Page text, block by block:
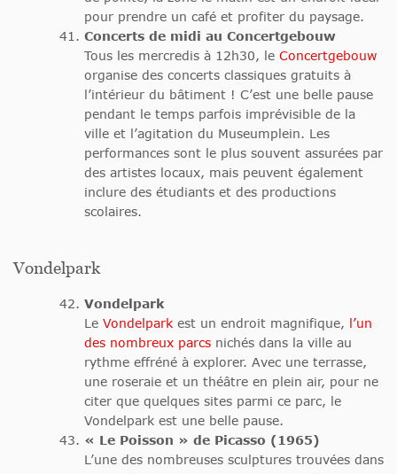
pour prendre un café et profiter du paysage.
Concerts de midi au Concertgebouw
Tous les mercredis à 12h30, le Concertgebouw
organise des concerts classiques gratuits à
l’intérieur du bâtiment ! C’est une belle pause
pendant le temps parfois imprévisible de la
ville et l’agitation du Museumplein. Les
performances sont le plus souvent assurées par
des artistes locaux, mais peuvent également
inclure des étudiants et des productions
scolaires.
Vondelpark
Vondelpark
Le Vondelpark est un endroit magnifique, l’un
des nombreux parcs nichés dans la ville au
rythme effréné à explorer. Avec une terrasse,
une roseraie et un théâtre en plein air, pour ne
citer que quelques sites parmi ce parc, le
Vondelpark est une belle pause.
« Le Poisson » de Picasso (1965)
L’une des nombreuses sculptures trouvées dans